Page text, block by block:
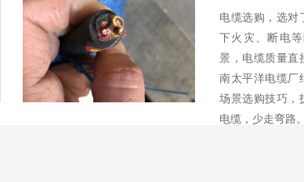
电缆选购，选对
下火灾、断电
景，电缆质量直
南太平洋电缆厂
场景选购技巧，
电缆，少走弯路。